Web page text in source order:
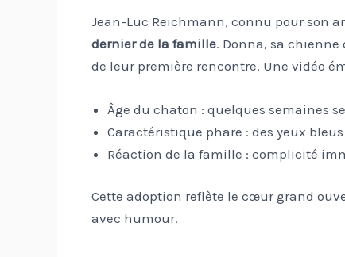
Jean-Luc Reichmann, connu pour son
dernier de la famille. Donna, sa chienne
de leur première rencontre. Une vidéo
Âge du chaton : quelques semaines
Caractéristique phare : des yeux
Réaction de la famille : complicité
Cette adoption reflète le cœur grand
avec humour.